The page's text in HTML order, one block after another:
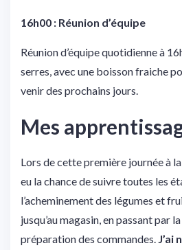
16h00 : Réunion d’équipe
Réunion d’équipe quotidienne à
serres, avec une boisson fraiche
venir des prochains jours.
Mes
Lors de cette première journée à
eu la chance de suivre toutes les
l’acheminement des légumes et
jusqu’au magasin, en passant par
préparation des commandes. J’ai